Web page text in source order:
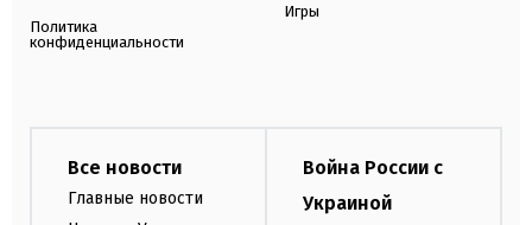
Политика
конфиденциальности
Игры
Все новости
Главные новости
Война России с
Украиной